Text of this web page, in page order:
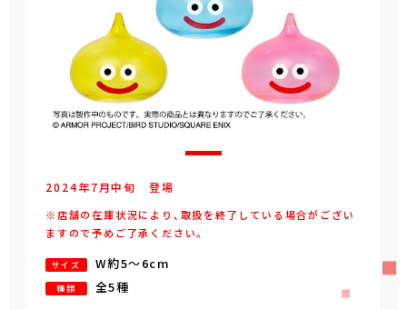
2024年7月中旬 登場
※店舗の在庫状況により、取扱を終了している場合がござい
ますので予めご了承ください。
サイズ W約5～6cm
種類 全5種